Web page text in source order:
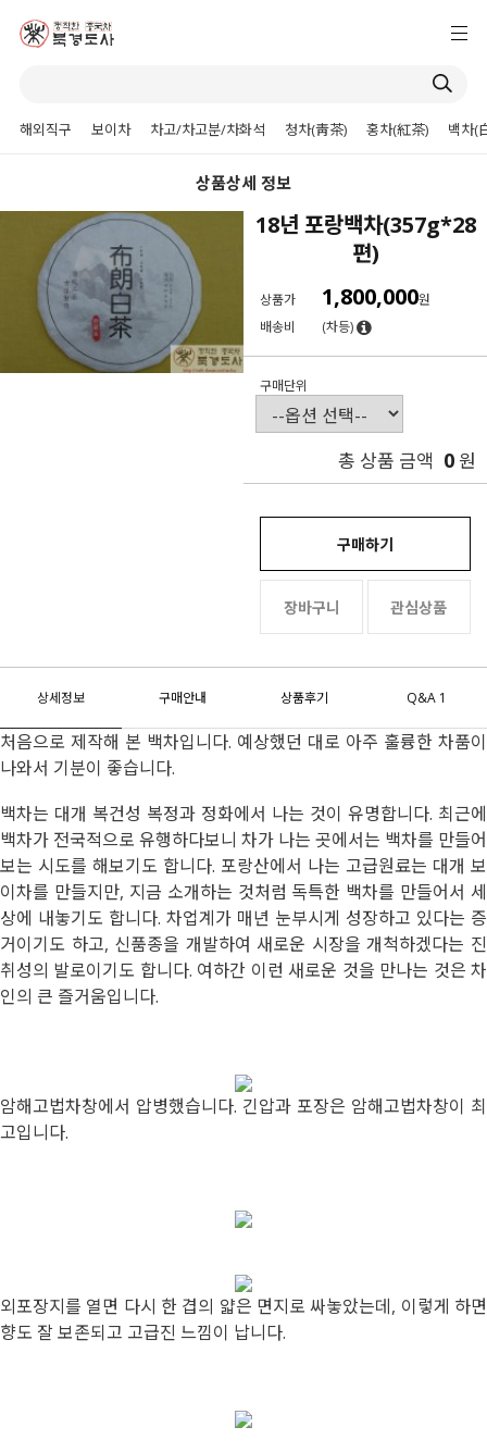
해외직구 보이차 차고/차고분/차화석 청차(靑茶) 홍차(紅茶) 백차(
상품상세 정보
18년 포랑백차(357g*28
편)
상품가 1,800,000원
배송비
(차등)
구매단위
총 상품 금액 0원
구매하기
장바구니 관심상품
상세정보 구매안내 상품후기 Q&A 1
처음으로 제작해 본 백차입니다. 예상했던 대로 아주 훌륭한 차품이
나와서 기분이 좋습니다.
백차는 대개 복건성 복정과 정화에서 나는 것이 유명합니다. 최근에
백차가 전국적으로 유행하다보니 차가 나는 곳에서는 백차를 만들어
보는 시도를 해보기도 합니다. 포랑산에서 나는 고급원료는 대개 보
이차를 만들지만, 지금 소개하는 것처럼 독특한 백차를 만들어서 세
상에 내놓기도 합니다. 차업계가 매년 눈부시게 성장하고 있다는 증
거이기도 하고, 신품종을 개발하여 새로운 시장을 개척하겠다는 진
취성의 발로이기도 합니다. 여하간 이런 새로운 것을 만나는 것은 차
인의 큰 즐거움입니다.
암해고법차창에서 압병했습니다. 긴압과 포장은 암해고법차창이 최
고입니다.
외포장지를 열면 다시 한 겹의 얇은 면지로 싸놓았는데, 이렇게 하면
향도 잘 보존되고 고급진 느낌이 납니다.